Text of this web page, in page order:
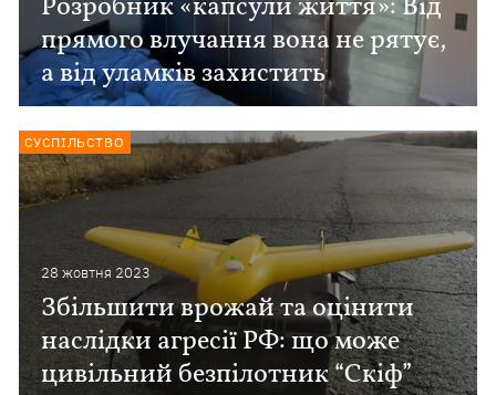
Розробник «капсули життя»: Від
прямого влучання вона не рятує,
а від уламків захистить
28 жовтня 2023
Збільшити врожай та оцінити
наслідки агресії РФ: що може
цивільний безпілотник “Скіф”
СУСПІЛЬСТВО